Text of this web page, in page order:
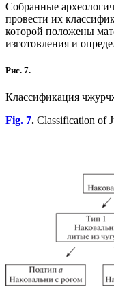
Собранные
провести их
которой положены
изготовления и
Рис. 7.
Классификация
Fig. 7. Classification of